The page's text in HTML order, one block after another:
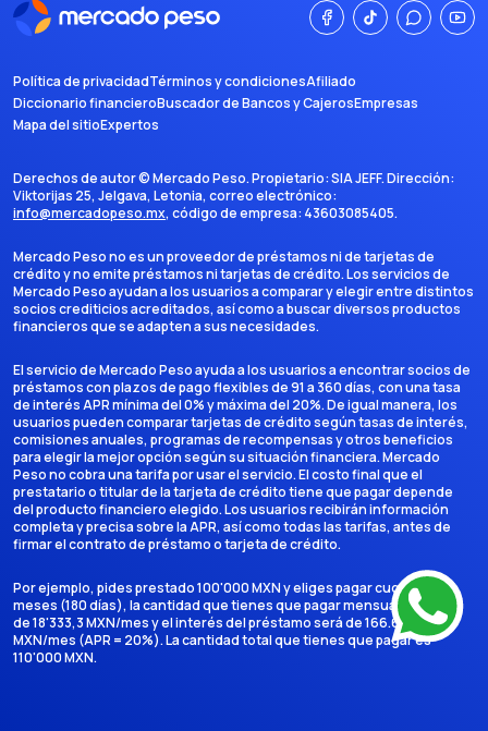
Política de privacidadTérminos y condicionesAfiliado
Diccionario financieroBuscador de Bancos y CajerosEmpresas
Mapa del sitioExpertos
Derechos de autor ©Mercado Peso. Propietario:SIA JEFF. Dirección:
Viktorijas 25, Jelgava, Letonia, correo electrónico:
info@mercadopeso.mx, código de empresa: 43603085405.
Mercado Peso no es un proveedor de préstamos ni de tarjetas de
crédito y no emite préstamos ni tarjetas de crédito. Los servicios de
Mercado Peso ayudan a los usuarios a comparar y elegir entre distintos
socios crediticios acreditados, así como a buscar diversos productos
financieros que se adapten a sus necesidades.
El servicio de Mercado Peso ayuda a los usuarios a encontrar socios de
préstamos con plazos de pago flexibles de 91 a 360 días, con una tasa
de interés APR mínima del 0% y máxima del 20%. De igual manera, los
usuarios pueden comparar tarjetas de crédito según tasas de interés,
comisiones anuales, programas de recompensas y otros beneficios
para elegir la mejor opción según su situación financiera. Mercado
Peso no cobra una tarifa por usar el servicio. El costo final que el
prestatario o titular de la tarjeta de crédito tiene que pagar depende
del producto financiero elegido. Los usuarios recibirán información
completa y precisa sobre la APR, así como todas las tarifas, antes de
firmar el contrato de préstamo o tarjeta de crédito.
Por ejemplo, pides prestado 100'000 MXN y eliges pagar cuotas en 6
meses (180 días), la cantidad que tienes que pagar mensualmente es
de 18'333,3 MXN/mes y el interés del préstamo será de 166.666,7
MXN/mes (APR = 20%). La cantidad total que tienes que pagar es
110'000 MXN.